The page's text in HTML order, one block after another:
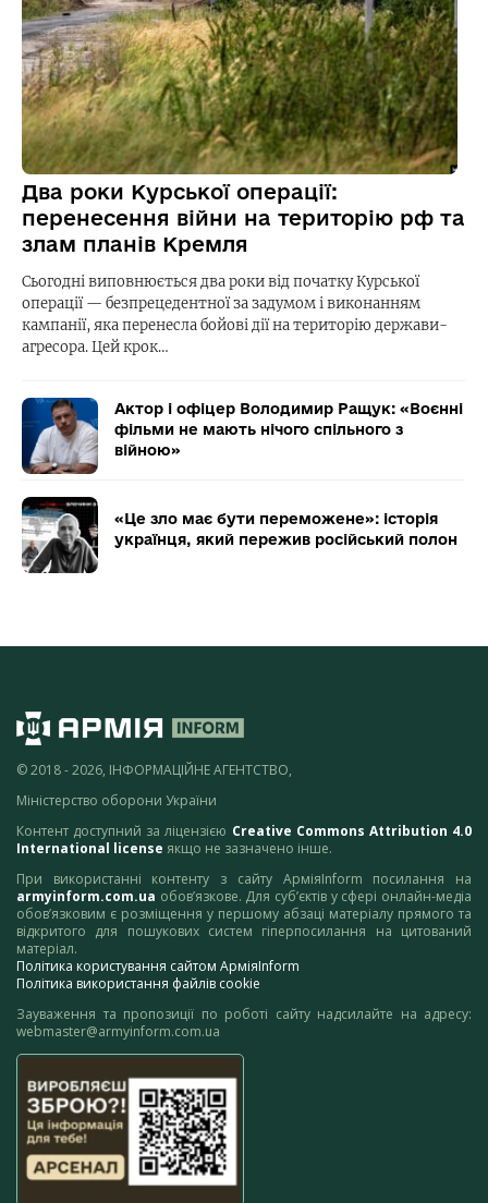
Два роки Курської операції:
перенесення війни на територію рф та
злам планів Кремля
Сьогодні виповнюється два роки від початку Курської
операції — безпрецедентної за задумом і виконанням
кампанії, яка перенесла бойові дії на територію держави-
агресора. Цей крок…
Актор і офіцер Володимир Ращук: «Воєнні
фільми не мають нічого спільного з
війною»
«Це зло має бути переможене»: історія
українця, який пережив російський полон
© 2018 - 2026, ІНФОРМАЦІЙНЕ АГЕНТСТВО,
Міністерство оборони України
Контент доступний за ліцензією Creative Commons Attribution 4.0
International license якщо не зазначено інше.
При використанні контенту з сайту АрміяInform посилання на
armyinform.com.ua обов’язкове. Для суб’єктів у сфері онлайн-медіа
обов’язковим є розміщення у першому абзаці матеріалу прямого та
відкритого для пошукових систем гіперпосилання на цитований
матеріал.
Політика користування сайтом АрміяInform
Політика використання файлів cookie
Зауваження та пропозиції по роботі сайту надсилайте на адресу:
webmaster@armyinform.com.ua